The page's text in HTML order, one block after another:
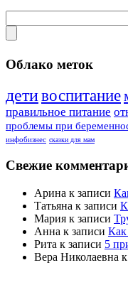
Облако меток
детивоспитание
правильное питание
проблемы при
инфобизнес сказки для мам
Свежие
Арина к записи
Татьяна к записи
Мария к записи
Анна к записи Как
Рита к записи 5
Вера Николаевна